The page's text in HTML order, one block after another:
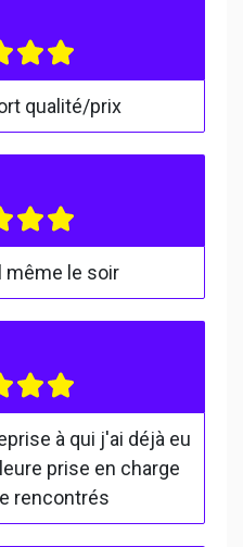
qualité/prix
même le soir
à qui j'ai déjà eu
prise en charge
rencontrés